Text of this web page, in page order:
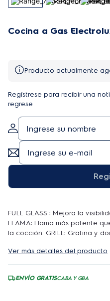
Cocina a Gas
Producto actualmente
Regístrese para recibir una
regrese
FULL GLASS : Mejora la
LLAMA: Llama más potente
la cocción. GRILL: Gratina y
SELLADOS: No permite la
FÁCIL DOBLE VIDRIO:
Ver más detalles del producto
ENVÍO GRATISCABA Y GBA